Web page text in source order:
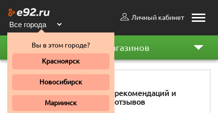
Toggle
Личный кабинет
Вы в этом городе?
Красноярск
Новосибирск
Мариинск
Рейтинг магазинов
11 158
рекомендаций и
отзывов